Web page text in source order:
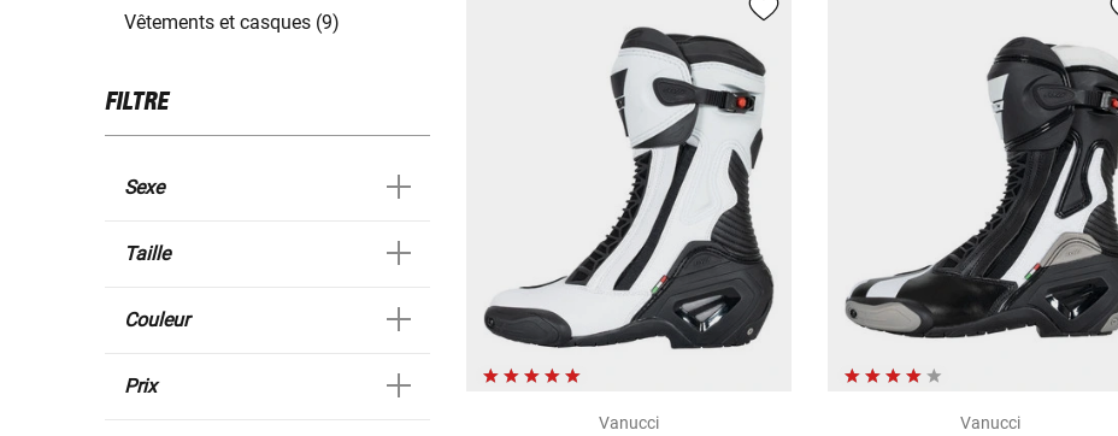
Vêtements et casques (9)
FILTRE
Sexe
Taille
Couleur
Prix
Vanucci
Vanucci